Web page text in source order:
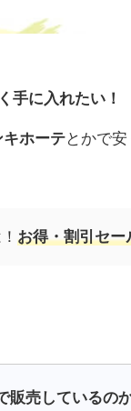
手に入れたい！
キホーテとかで
お得・割引セー
販売しているの